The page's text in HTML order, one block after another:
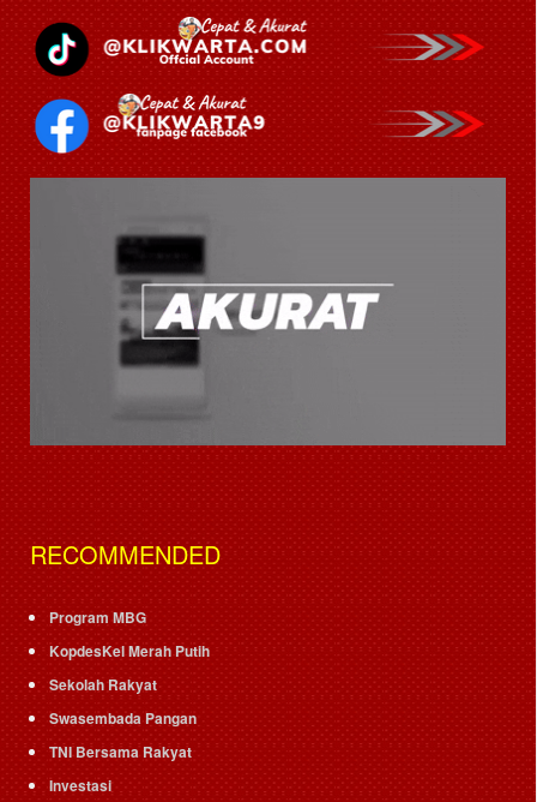
RECOMMENDED
Program MBG
KopdesKel Merah Putih
Sekolah Rakyat
Swasembada Pangan
TNI Bersama Rakyat
Investasi